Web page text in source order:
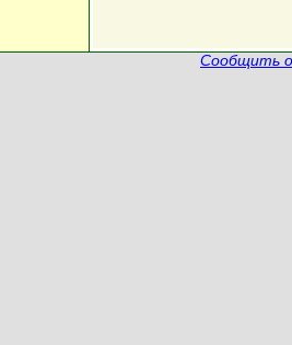
Сообщить о